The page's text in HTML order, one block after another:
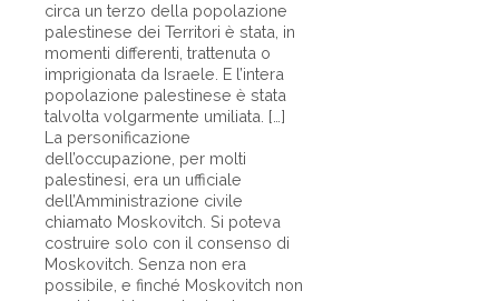
circa un terzo della popolazione
palestinese dei Territori è stata, in
momenti differenti, trattenuta o
imprigionata da Israele. E l’intera
popolazione palestinese è stata
talvolta volgarmente umiliata. […]
La personificazione
dell’occupazione, per molti
palestinesi, era un ufficiale
dell’Amministrazione civile
chiamato Moskovitch. Si poteva
costruire solo con il consenso di
Moskovitch. Senza non era
possibile, e finché Moskovitch non